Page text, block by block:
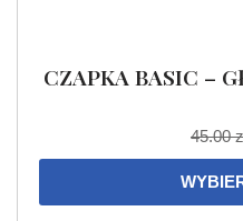
CZAPKA BASIC –
45.00